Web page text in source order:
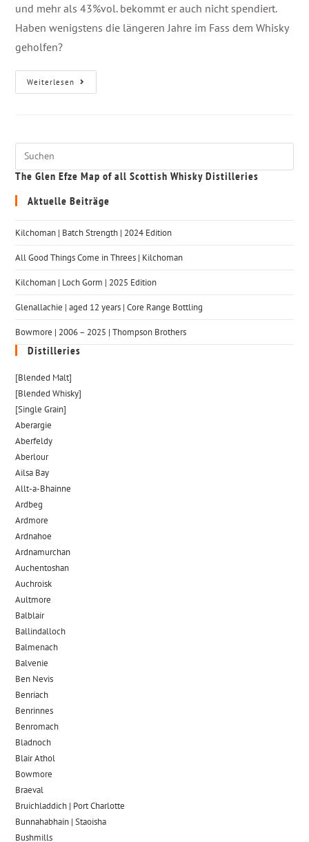
und mehr als 43%vol. bekommt er auch nicht spendiert.
Haben wenigstens die längeren Jahre im Fass dem Whisky
geholfen?
Weiterlesen
The Glen Efze Map of all Scottish Whisky Distilleries
Aktuelle Beiträge
Kilchoman | Batch Strength | 2024 Edition
All Good Things Come in Threes | Kilchoman
Kilchoman | Loch Gorm​ | 2025 Edition
Glenallachie | aged 12 years | Core Range Bottling
Bowmore | 2006 – 2025 | Thompson Brothers
Distilleries
[Blended Malt]
[Blended Whisky]
[Single Grain]
Aberargie
Aberfeldy
Aberlour
Ailsa Bay
Allt-a-Bhainne
Ardbeg
Ardmore
Ardnahoe
Ardnamurchan
Auchentoshan
Auchroisk
Aultmore
Balblair
Ballindalloch
Balmenach
Balvenie
Ben Nevis
Benriach
Benrinnes
Benromach
Bladnoch
Blair Athol
Bowmore
Braeval
Bruichladdich | Port Charlotte
Bunnahabhain | Staoisha
Bushmills